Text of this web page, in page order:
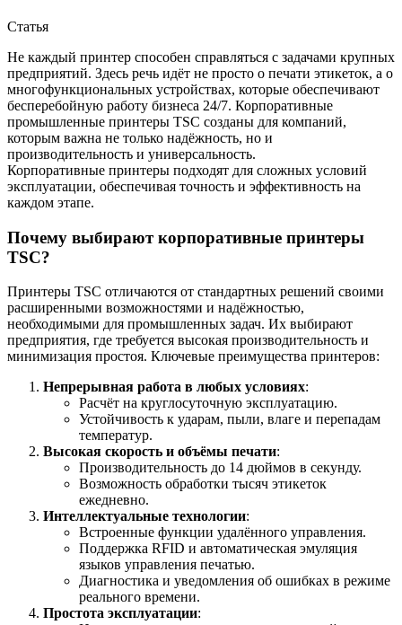
Статья
Не каждый принтер способен справляться с задачами крупных
предприятий. Здесь речь идёт не просто о печати этикеток, а о
многофункциональных устройствах, которые обеспечивают
бесперебойную работу бизнеса 24/7. Корпоративные
промышленные принтеры TSC созданы для компаний,
которым важна не только надёжность, но и
производительность и универсальность.
Корпоративные принтеры подходят для сложных условий
эксплуатации, обеспечивая точность и эффективность на
каждом этапе.
Почему выбирают корпоративные принтеры
TSC?
Принтеры TSC отличаются от стандартных решений своими
расширенными возможностями и надёжностью,
необходимыми для промышленных задач. Их выбирают
предприятия, где требуется высокая производительность и
минимизация простоя. Ключевые преимущества принтеров:
Непрерывная работа в любых условиях:
Расчёт на круглосуточную эксплуатацию.
Устойчивость к ударам, пыли, влаге и перепадам
температур.
Высокая скорость и объёмы печати:
Производительность до 14 дюймов в секунду.
Возможность обработки тысяч этикеток
ежедневно.
Интеллектуальные технологии:
Встроенные функции удалённого управления.
Поддержка RFID и автоматическая эмуляция
языков управления печатью.
Диагностика и уведомления об ошибках в режиме
реального времени.
Простота эксплуатации: